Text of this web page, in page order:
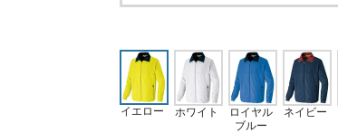
イエロー ホワイト
ロイヤル
ブルー
ネイビー